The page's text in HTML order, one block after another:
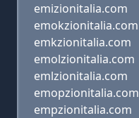
emizionitalia.com
emokzionitalia.com
emkzionitalia.com
emolzionitalia.com
emlzionitalia.com
emopzionitalia.com
empzionitalia.com